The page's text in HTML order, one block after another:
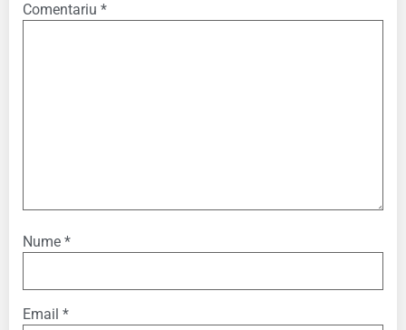
Comentariu *
Nume *
Email *